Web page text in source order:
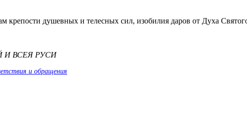
душевных и телесных сил, изобилия даров от Духа
И ВСЕЯ РУСИ
и обращения